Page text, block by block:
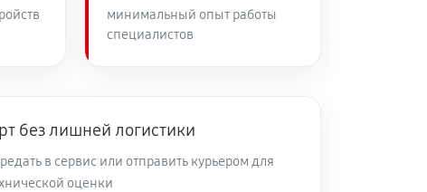
минимальный опыт работы
специалистов
без лишней логистики
в сервис или отправить курьером для
оценки